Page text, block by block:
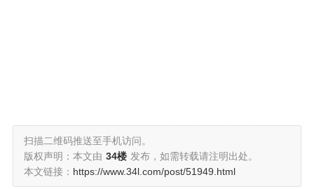
扫描二维码推送至手机访问。
版权声明：本文由 34楼 发布，如需转载请注明出处。
本文链接： https://www.34l.com/post/51949.html